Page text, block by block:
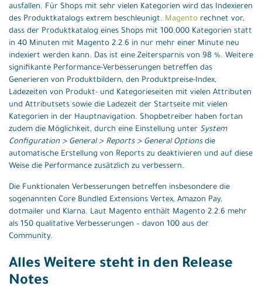
ausfallen. Für Shops mit sehr vielen Kategorien wird das Indexieren
des Produktkatalogs extrem beschleunigt. Magento rechnet vor,
dass der Produktkatalog eines Shops mit 100.000 Kategorien statt
in 40 Minuten mit Magento 2.2.6 in nur mehr einer Minute neu
indexiert werden kann. Das ist eine Zeitersparnis von 98 %. Weitere
signifikante Performance-Verbesserungen betreffen das
Generieren von Produktbildern, den Produktpreise-Index,
Ladezeiten von Produkt- und Kategorieseiten mit vielen Attributen
und Attributsets sowie die Ladezeit der Startseite mit vielen
Kategorien in der Hauptnavigation. Shopbetreiber haben fortan
zudem die Möglichkeit, durch eine Einstellung unter System
Configuration > General > Reports > General Optionsdie
automatische Erstellung von Reports zu deaktivieren und auf diese
Weise die Performance zusätzlich zu verbessern.
Die Funktionalen Verbesserungen betreffen insbesondere die
sogenannten Core Bundled Extensions Vertex, Amazon Pay,
dotmailer und Klarna. Laut Magento enthält Magento 2.2.6 mehr
als 150 qualitative Verbesserungen – davon 100 aus der
Community.
Alles Weitere steht in den Release
Notes